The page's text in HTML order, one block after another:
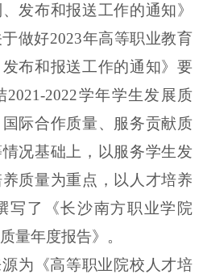
发布和报送工作的通知》
做好2023年高等职业教育
布和报送工作的通知》要
2022学年学生发展质
际合作质量、服务贡献质
况基础上，以服务学生发
质量为重点，以人才培养
写了《长沙南方职业学院
量年度报告》。
为《高等职业院校人才培